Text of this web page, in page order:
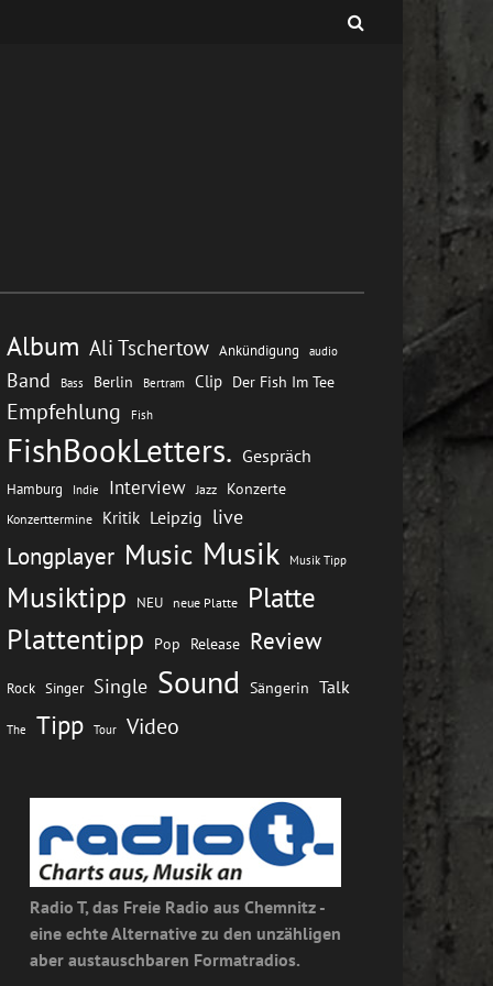
Album Ali Tschertow Ankündigung audio
Band Bass Berlin Bertram Clip Der Fish Im Tee
Empfehlung Fish
FishBookLetters. Gespräch
Hamburg Indie Interview Jazz Konzerte
Konzerttermine Kritik Leipzig live
Longplayer Music Musik Musik Tipp
Musiktipp NEU neue Platte Platte
Plattentipp Pop Release Review
Rock Singer Single Sound Sängerin Talk
The Tipp Tour Video
Radio T, das Freie Radio aus Chemnitz -
eine echte Alternative zu den unzähligen
aber austauschbaren Formatradios.